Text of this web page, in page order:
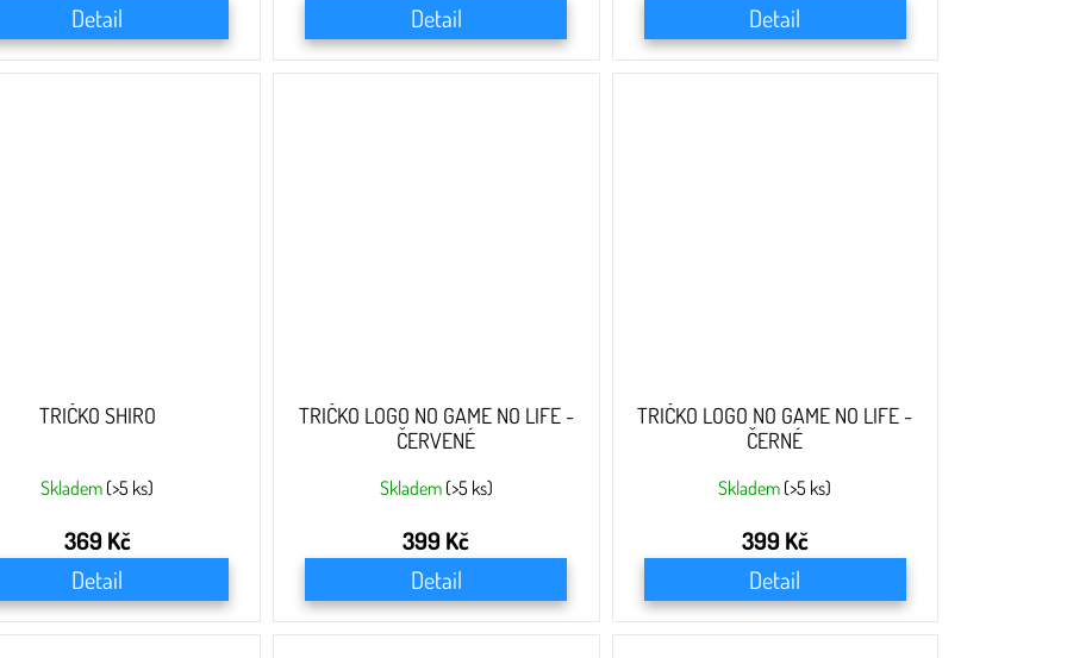
Detail
Detail
Detail
TRIČKO SHIRO
Skladem (>5 ks)
369 Kč
Detail
TRIČKO LOGO NO GAME NO LIFE -
ČERVENÉ
Skladem (>5 ks)
399 Kč
Detail
TRIČKO LOGO NO GAME NO LIFE -
ČERNÉ
Skladem (>5 ks)
399 Kč
Detail